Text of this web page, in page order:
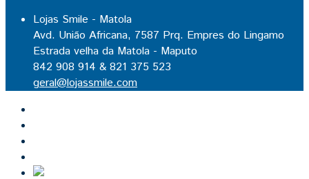
Lojas Smile - Matola
Avd. União Africana, 7587 Prq. Empres do Lingamo
Estrada velha da Matola - Maputo
842 908 914 & 821 375 523
geral@lojassmile.com